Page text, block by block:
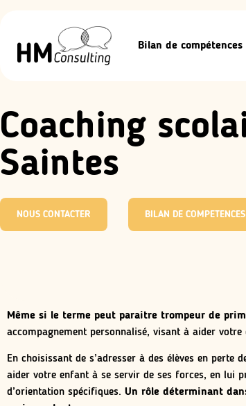
Bilan de compétences
Coaching
Saintes
NOUS CONTACTER BILAN DE COMPETENCES
Même si le terme peut paraitre trompeur de
accompagnement personnalisé, visant à aider
En choisissant de s’adresser à des élèves en
aider votre enfant à se servir de ses forces, en lui
d’orientation spécifiques. Un rôle déterminant